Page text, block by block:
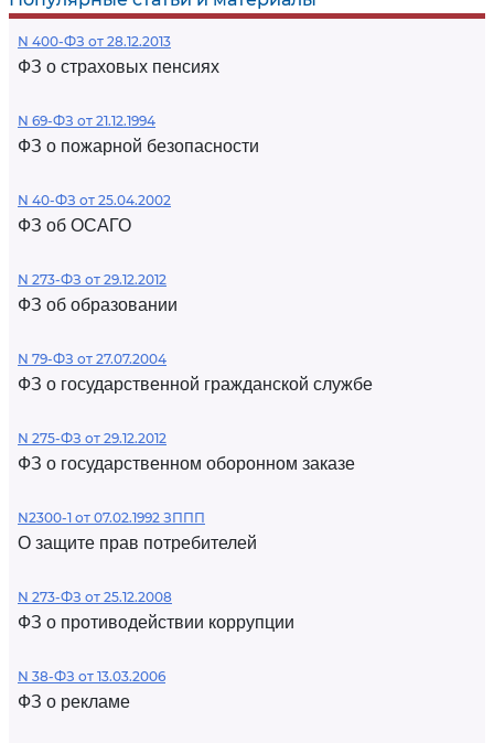
N 400-ФЗ от 28.12.2013
ФЗ о страховых пенсиях
N 69-ФЗ от 21.12.1994
ФЗ о пожарной безопасности
N 40-ФЗ от 25.04.2002
ФЗ об ОСАГО
N 273-ФЗ от 29.12.2012
ФЗ об образовании
N 79-ФЗ от 27.07.2004
ФЗ о государственной гражданской службе
N 275-ФЗ от 29.12.2012
ФЗ о государственном оборонном заказе
N2300-1 от 07.02.1992 ЗППП
О защите прав потребителей
N 273-ФЗ от 25.12.2008
ФЗ о противодействии коррупции
N 38-ФЗ от 13.03.2006
ФЗ о рекламе